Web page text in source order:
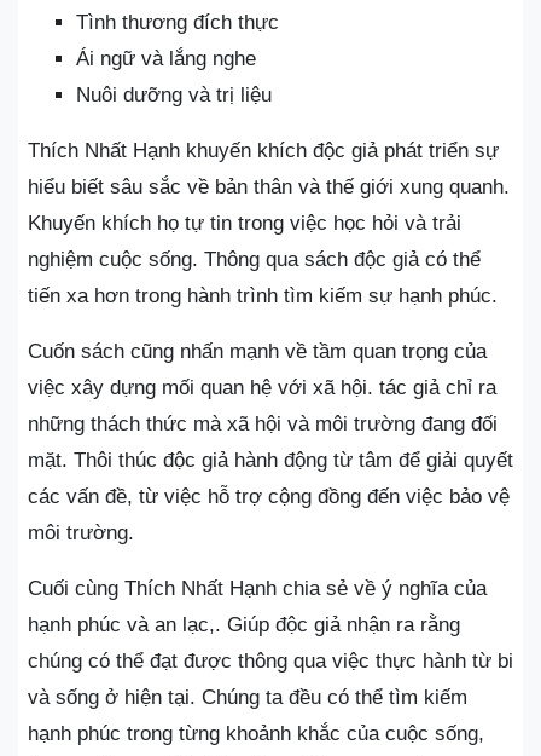
Tình thương đích thực
Ái ngữ và lắng nghe
Nuôi dưỡng và trị liệu
Thích Nhất Hạnh khuyến khích độc giả phát triển sự
hiểu biết sâu sắc về bản thân và thế giới xung quanh.
Khuyến khích họ tự tin trong việc học hỏi và trải
nghiệm cuộc sống. Thông qua sách độc giả có thể
tiến xa hơn trong hành trình tìm kiếm sự hạnh phúc.
Cuốn sách cũng nhấn mạnh về tầm quan trọng của
việc xây dựng mối quan hệ với xã hội. tác giả chỉ ra
những thách thức mà xã hội và môi trường đang đối
mặt. Thôi thúc độc giả hành động từ tâm để giải quyết
các vấn đề, từ việc hỗ trợ cộng đồng đến việc bảo vệ
môi trường.
Cuối cùng Thích Nhất Hạnh chia sẻ về ý nghĩa của
hạnh phúc và an lạc,. Giúp độc giả nhận ra rằng
chúng có thể đạt được thông qua việc thực hành từ bi
và sống ở hiện tại. Chúng ta đều có thể tìm kiếm
hạnh phúc trong từng khoảnh khắc của cuộc sống,